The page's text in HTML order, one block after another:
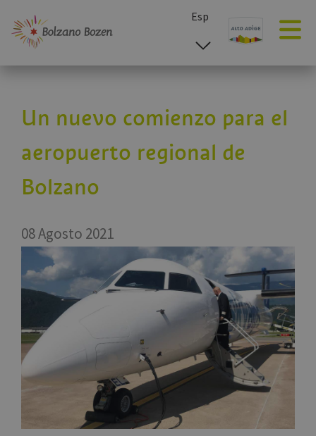
Esp
ita
deu
Un nuevo comienzo para el
aeropuerto regional de
Bolzano
08 Agosto 2021